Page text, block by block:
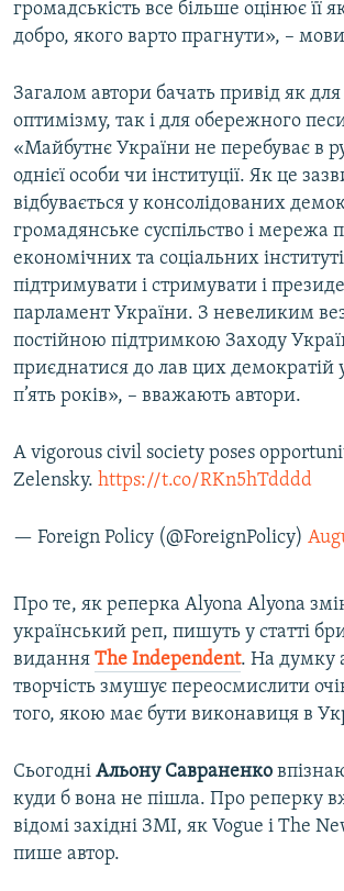
громадськість все більше оцінює її
добро, якого варто прагнути», –
Загалом автори бачать привід як
оптимізму, так і для обережного
«Майбутнє України не перебуває в
однієї особи чи інституції. Як це
відбувається у консолідованих
громадянське суспільство і мережа
економічних та соціальних
підтримувати і стримувати і
парламент України. З невеликим
постійною підтримкою Заходу
приєднатися до лав цих демократій
п’ять років», – вважають автори.
A vigorous civil society poses
Zelensky. https://t.co/RKn5hTdddd
— Foreign Policy (@ForeignPolicy)
Про те, як реперка Alyona Alyona
український реп, пишуть у статті
видання The Independent. На думку
творчість змушує переосмислити
того, якою має бути виконавиця в
Сьогодні Альону Савраненко
куди б вона не пішла. Про реперку
відомі західні ЗМІ, як Vogue і The
пише автор.